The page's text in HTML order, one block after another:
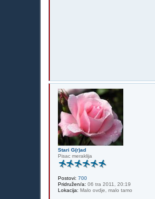
Stari G(r)ad
Pisac meraklija
Postovi: 700
Pridružen/a: 06 tra 2011, 20:19
Lokacija: Malo ovdje, malo tamo